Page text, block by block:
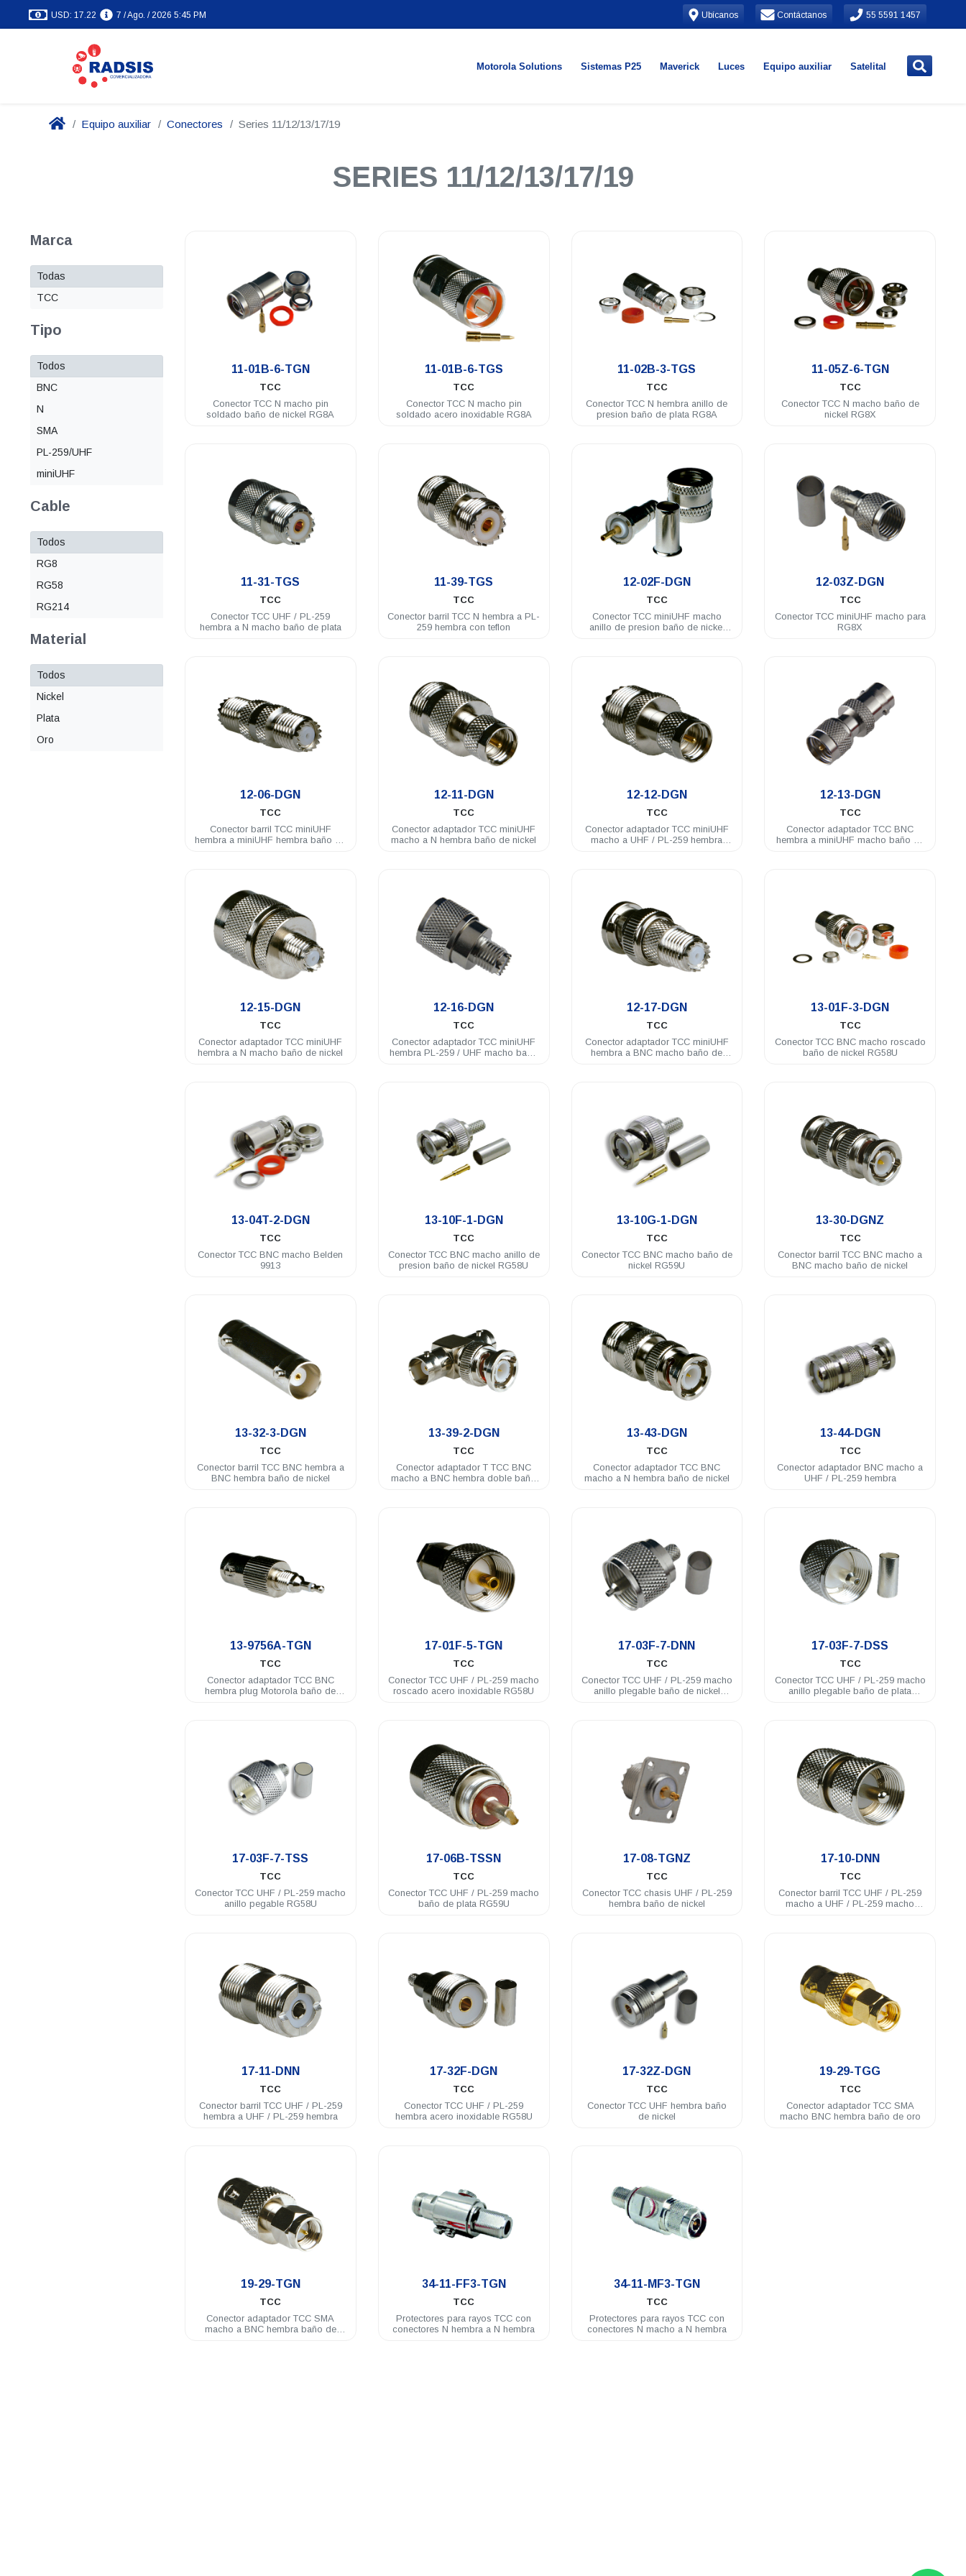
USD: 17.22 7 / Ago. / 2026 5:45 PM Ubícanos Contáctanos 55 5591 1457
Motorola Solutions Sistemas P25 Maverick Luces Equipo auxiliar Satelital
Equipo auxiliar Conectores Series 11/12/13/17/19
SERIES 11/12/13/17/19
Marca
Todas
TCC
Tipo
Todos
BNC
N
SMA
PL-259/UHF
miniUHF
Cable
Todos
RG8
RG58
RG214
Material
Todos
Nickel
Plata
Oro
11-01B-6-TGN
TCC
Conector TCC N macho pin
soldado baño de nickel RG8A
11-01B-6-TGS
TCC
Conector TCC N macho pin
soldado acero inoxidable RG8A
11-02B-3-TGS
TCC
Conector TCC N hembra anillo de
presion baño de plata RG8A
11-05Z-6-TGN
TCC
Conector TCC N macho baño de
nickel RG8X
11-31-TGS
TCC
Conector TCC UHF / PL-259
hembra a N macho baño de plata
11-39-TGS
TCC
Conector barril TCC N hembra a PL-
259 hembra con teflon
12-02F-DGN
TCC
Conector TCC miniUHF macho
anillo de presion baño de nickel
12-03Z-DGN
TCC
Conector TCC miniUHF macho para
RG8X
12-06-DGN
TCC
Conector barril TCC miniUHF
hembra a miniUHF hembra baño de
12-11-DGN
TCC
Conector adaptador TCC miniUHF
macho a N hembra baño de nickel
12-12-DGN
TCC
Conector adaptador TCC miniUHF
macho a UHF / PL-259 hembra
12-13-DGN
TCC
Conector adaptador TCC BNC
hembra a miniUHF macho baño de
12-15-DGN
TCC
Conector adaptador TCC miniUHF
hembra a N macho baño de nickel
12-16-DGN
TCC
Conector adaptador TCC miniUHF
hembra PL-259 / UHF macho baño
12-17-DGN
TCC
Conector adaptador TCC miniUHF
hembra a BNC macho baño de
13-01F-3-DGN
TCC
Conector TCC BNC macho roscado
baño de nickel RG58U
13-04T-2-DGN
TCC
Conector TCC BNC macho Belden
9913
13-10F-1-DGN
TCC
Conector TCC BNC macho anillo de
presion baño de nickel RG58U
13-10G-1-DGN
TCC
Conector TCC BNC macho baño de
nickel RG59U
13-30-DGNZ
TCC
Conector barril TCC BNC macho a
BNC macho baño de nickel
13-32-3-DGN
TCC
Conector barril TCC BNC hembra a
BNC hembra baño de nickel
13-39-2-DGN
TCC
Conector adaptador T TCC BNC
macho a BNC hembra doble baño
13-43-DGN
TCC
Conector adaptador TCC BNC
macho a N hembra baño de nickel
13-44-DGN
TCC
Conector adaptador BNC macho a
UHF / PL-259 hembra
13-9756A-TGN
TCC
Conector adaptador TCC BNC
hembra plug Motorola baño de
17-01F-5-TGN
TCC
Conector TCC UHF / PL-259 macho
roscado acero inoxidable RG58U
17-03F-7-DNN
TCC
Conector TCC UHF / PL-259 macho
anillo plegable baño de nickel
17-03F-7-DSS
TCC
Conector TCC UHF / PL-259 macho
anillo plegable baño de plata
17-03F-7-TSS
TCC
Conector TCC UHF / PL-259 macho
anillo pegable RG58U
17-06B-TSSN
TCC
Conector TCC UHF / PL-259 macho
baño de plata RG59U
17-08-TGNZ
TCC
Conector TCC chasis UHF / PL-259
hembra baño de nickel
17-10-DNN
TCC
Conector barril TCC UHF / PL-259
macho a UHF / PL-259 macho
17-11-DNN
TCC
Conector barril TCC UHF / PL-259
hembra a UHF / PL-259 hembra
17-32F-DGN
TCC
Conector TCC UHF / PL-259
hembra acero inoxidable RG58U
17-32Z-DGN
TCC
Conector TCC UHF hembra baño
de nickel
19-29-TGG
TCC
Conector adaptador TCC SMA
macho BNC hembra baño de oro
19-29-TGN
TCC
Conector adaptador TCC SMA
macho a BNC hembra baño de
34-11-FF3-TGN
TCC
Protectores para rayos TCC con
conectores N hembra a N hembra
34-11-MF3-TGN
TCC
Protectores para rayos TCC con
conectores N macho a N hembra